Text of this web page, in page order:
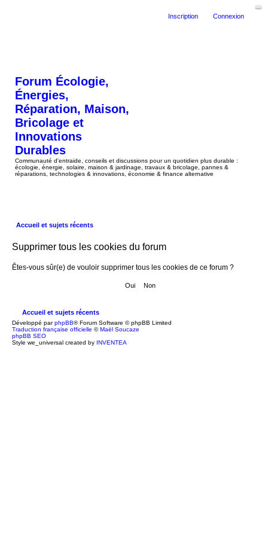
Connexion
Inscription
Forum Écologie,
Énergies,
Réparation, Maison,
Bricolage et
Innovations
Durables
Communauté d'entraide, conseils et discussions pour un quotidien plus durable :
écologie, énergie, solaire, maison & jardinage, travaux & bricolage, pannes &
réparations, technologies & innovations, économie & finance alternative
Accueil et sujets récents
Supprimer tous les cookies du forum
Êtes-vous sûr(e) de vouloir supprimer tous les cookies de ce forum ?
Accueil et sujets récents
Développé parphpBB® Forum Software © phpBB Limited
Traduction française officielle ©Maël Soucaze
phpBB SEO
Style we_universal created by INVENTEA